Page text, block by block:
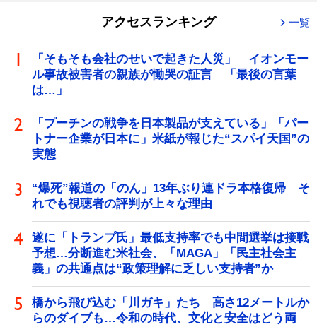
アクセスランキング 一覧
「そもそも会社のせいで起きた人災」 イオンモー
ル事故被害者の親族が慟哭の証言 「最後の言葉
は…」
「プーチンの戦争を日本製品が支えている」「パー
トナー企業が日本に」米紙が報じた“スパイ天国”の
実態
“爆死”報道の「のん」13年ぶり連ドラ本格復帰 そ
れでも視聴者の評判が上々な理由
遂に「トランプ氏」最低支持率でも中間選挙は接戦
予想…分断進む米社会、「MAGA」「民主社会主
義」の共通点は“政策理解に乏しい支持者”か
橋から飛び込む「川ガキ」たち 高さ12メートルか
らのダイブも…令和の時代、文化と安全はどう両